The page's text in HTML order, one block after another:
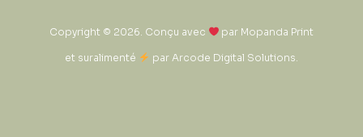
Copyright © 2026. Conçu avec par Mopanda Print
et suralimenté par Arcode Digital Solutions.